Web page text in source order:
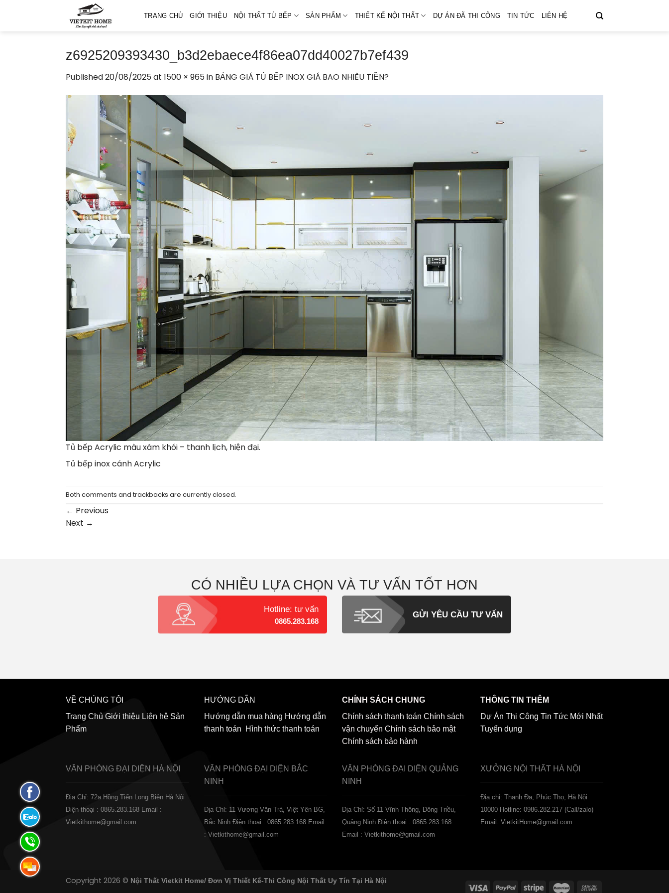
TRANG CHỦ GIỚI THIỆU NỘI THẤT TỦ BẾP SẢN PHẨM THIẾT KẾ NỘI THẤT DỰ ÁN ĐÃ THI CÔNG TIN TỨC LIÊN HỆ
z6925209393430_b3d2ebaece4f86ea07dd40027b7ef439
Published20/08/2025at 1500 × 965in BẢNG GIÁ TỦ BẾP INOX GIÁ BAO NHIÊU TIỀN?
Tủ bếp Acrylic màu xám khói – thanh lịch, hiện đại.
Tủ bếp inox cánh Acrylic
Both comments and trackbacks are currently closed.
← Previous
Next →
CÓ NHIỀU LỰA CHỌN VÀ TƯ VẤN TỐT HƠN
Hotline: tư vấn
0865.283.168
GỬI YÊU CẦU TƯ VẤN
VỀ CHÚNG TÔI
Trang Chủ Giới thiệu Liên hệ Sản
Phẩm
HƯỚNG DẪN
Hướng dẫn mua hàng Hướng dẫn
thanh toán
Hình thức thanh toán
CHÍNH SÁCH CHUNG
Chính sách thanh toán Chính sách
vận chuyển Chính sách bảo mật
Chính sách bảo hành
THÔNG TIN THÊM
Dự Án Thi Công Tin Tức Mới Nhất
Tuyển dụng
VĂN PHÒNG ĐẠI DIỆN HÀ NỘI
Địa Chỉ: 72a Hồng Tiến Long Biên Hà Nội
Điện thoại : 0865.283.168 Email :
Vietkithome@gmail.com
VĂN PHÒNG ĐẠI DIỆN BẮC
NINH
Địa Chỉ: 11 Vương Văn Trà, Việt Yên BG,
Bắc Ninh Điện thoại : 0865.283.168 Email
: Vietkithome@gmail.com
VĂN PHÒNG ĐẠI DIỆN QUẢNG
NINH
Địa Chỉ: Số 11 Vĩnh Thông, Đông Triều,
Quảng Ninh Điện thoại : 0865.283.168
Email : Vietkithome@gmail.com
XƯỞNG NỘI THẤT HÀ NỘI
️Địa chỉ: Thanh Đa, Phúc Thọ, Hà Nội
10000 Hotline: 0986.282.217 (Call/zalo)
Email: VietkitHome@gmail.com
Copyright 2026 © Nội Thất Vietkit Home/ Đơn Vị Thiết Kế-Thi Công Nội Thất Uy Tín Tại Hà Nội
Fanpage
Facebook
Zalo:
0865.283.168
Hotline:
0865.283.168
Hotline:
0865.283.168